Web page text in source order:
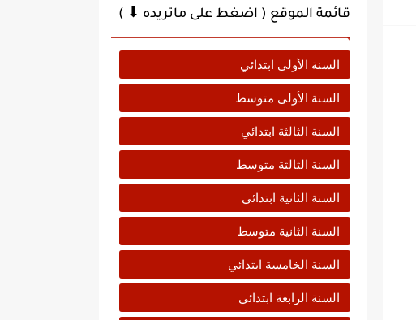
قائمة الموقع ( اضغط على ماتريده ⬇ )
السنة الأولى ابتدائي
السنة الأولى متوسط
السنة الثالثة ابتدائي
السنة الثالثة متوسط
السنة الثانية ابتدائي
السنة الثانية متوسط
السنة الخامسة ابتدائي
السنة الرابعة ابتدائي